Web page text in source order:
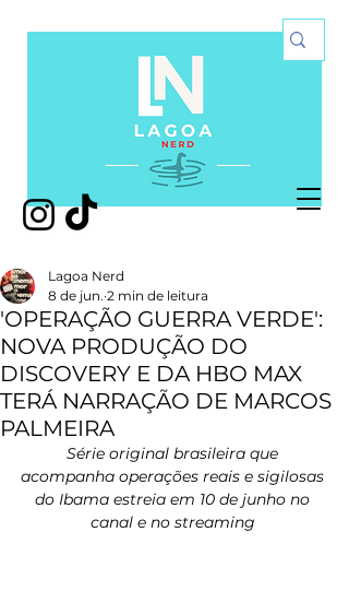
'OPERAÇÃO GUERRA VERDE':
NOVA PRODUÇÃO DO
DISCOVERY E DA HBO MAX
TERÁ NARRAÇÃO DE MARCOS
PALMEIRA
Lagoa Nerd
8 de jun. 2 min de leitura
Série original brasileira que
acompanha operações reais e sigilosas
do Ibama estreia em 10 de junho no
canal e no streaming